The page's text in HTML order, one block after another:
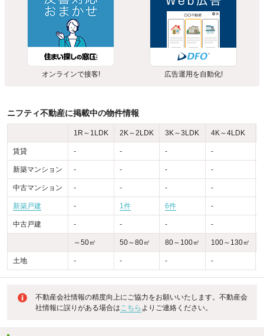
オンラインで接客! 広告運用を自動化!
ニフティ不動産に掲載中の物件情報
1R～1LDK 2K～2LDK 3K～3LDK 4K～4LDK
賃貸 - - - -
新築マンション - - - -
中古マンション - - - -
新築戸建 - 1件 6件 -
中古戸建 - - - -
～50㎡ 50～80㎡ 80～100㎡ 100～130㎡
土地 - - - -
不動産会社情報の精度向上にご協力をお願いいたします。不動産会
社情報に誤りがある場合はこちら よりご連絡ください。